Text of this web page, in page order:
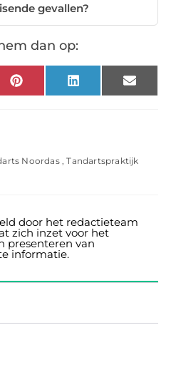
gevallen?
dan op:
Pinterest LinkedIn Email
Noordas,Tandartspraktijk
door het redactieteam
zich inzet voor het
presenteren van
informatie.